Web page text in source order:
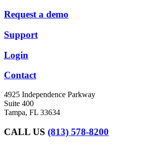
Request a demo
Support
Login
Contact
4925 Independence Parkway
Suite 400
Tampa, FL 33634
CALL US (813) 578-8200